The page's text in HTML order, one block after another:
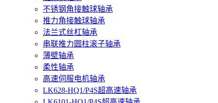
不锈钢角接触球轴承
推力角接触球轴承
法兰式丝杠轴承
串联推力圆柱滚子轴承
薄壁轴承
柔性轴承
高速伺服电机轴承
LK628-HQ1/P4S超高速轴承